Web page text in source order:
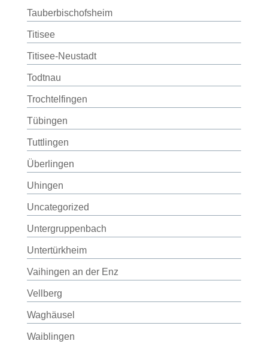
Tauberbischofsheim
Titisee
Titisee-Neustadt
Todtnau
Trochtelfingen
Tübingen
Tuttlingen
Überlingen
Uhingen
Uncategorized
Untergruppenbach
Untertürkheim
Vaihingen an der Enz
Vellberg
Waghäusel
Waiblingen